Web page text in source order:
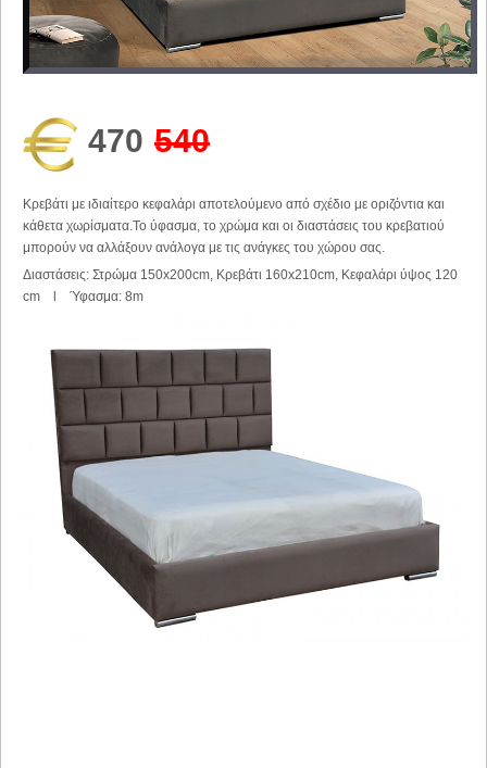
470 540
Κρεβάτι με ιδιαίτερο κεφαλάρι αποτελούμενο από σχέδιο με οριζόντια και
κάθετα χωρίσματα.Το ύφασμα, το χρώμα και οι διαστάσεις του κρεβατιού
μπορούν να αλλάξουν ανάλογα με τις ανάγκες του χώρου σας.
Διαστάσεις: Στρώμα 150x200cm, Κρεβάτι 160x210cm, Κεφαλάρι ύψος 120
cm l Ύφασμα: 8m